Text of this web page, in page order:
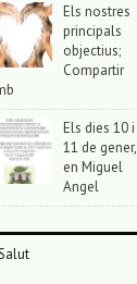
Els nostres
principals
objectius;
Compartir
Els dies 10 i
11 de gener,
en Miguel
Angel